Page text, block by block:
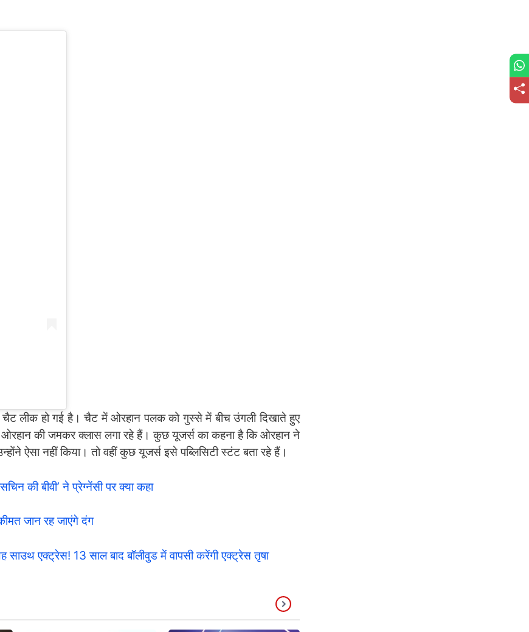
चैट लीक हो गई है। चैट में ओरहान पलक को गुस्से में बीच उंगली दिखाते हुए
की जमकर क्लास लगा रहे हैं। कुछ यूजर्स का कहना है कि ओरहान ने
ऐसा नहीं किया। तो वहीं कुछ यूजर्स इसे पब्लिसिटी स्टंट बता रहे हैं।
की बीवी’ ने प्रेग्नेंसी पर क्या कहा
जान रह जाएंगे दंग
एक्ट्रेस! 13 साल बाद बॉलीवुड में वापसी करेंगी एक्ट्रेस तृषा